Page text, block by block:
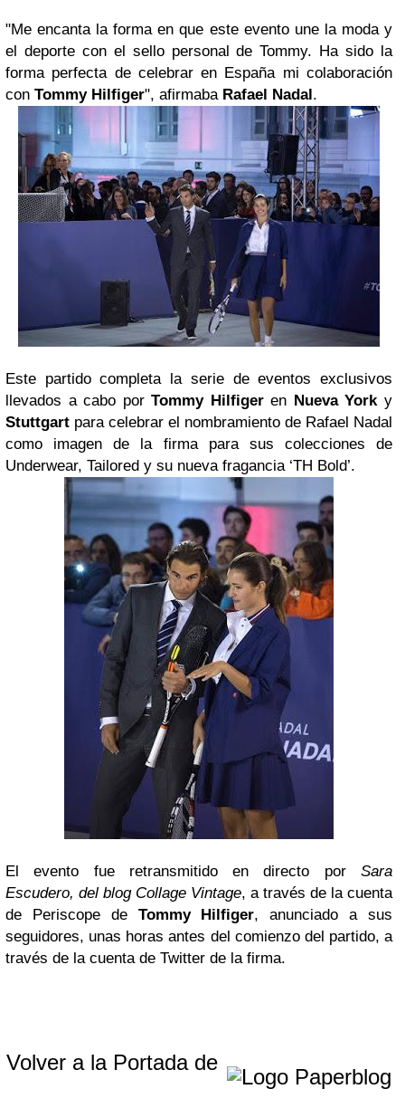
"Me encanta la forma en que este evento une la moda y
el deporte con el sello personal de Tommy. Ha sido la
forma perfecta de celebrar en España mi colaboración
con Tommy Hilfiger", afirmaba Rafael Nadal.
Este partido completa la serie de eventos exclusivos
llevados a cabo porTommy Hilfigeren Nueva Yorky
Stuttgart para celebrar el nombramiento de Rafael Nadal
como imagen de la firma para sus colecciones de
Underwear, Tailored y su nueva fragancia ‘TH Bold’.
El evento fue retransmitido en directo por Sara
Escudero, del blog Collage Vintage, a través de la cuenta
de Periscope de Tommy Hilfiger, anunciado a sus
seguidores, unas horas antes del comienzo del partido, a
través de la cuenta de Twitter de la firma.
Volver a la Portada de